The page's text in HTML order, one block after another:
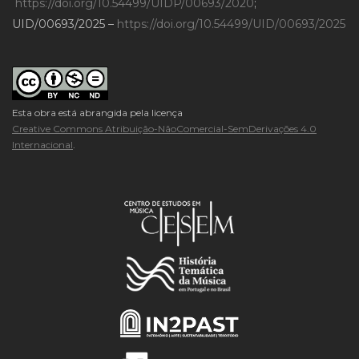
https://doi.org/10.54499/UIDP/00693/2020;
UID/00693/2025 – https://doi.org/10.54499/UID/00693/2025
Esta obra está abrangida pela licença
Creative Commons Atribuição-NãoComercial-SemDerivações 4.0
Internacional.